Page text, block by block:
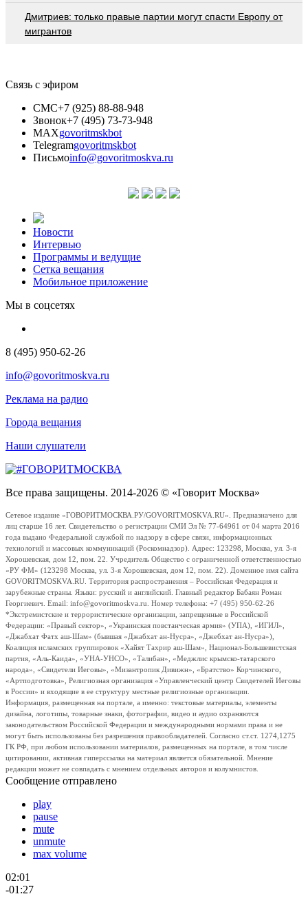
Дмитриев: только правые партии могут спасти Европу от
мигрантов
Связь с эфиром
СМС+7 (925) 88-88-948
Звонок+7 (495) 73-73-948
MAXgovoritmskbot
Telegramgovoritmskbot
Письмоinfo@govoritmoskva.ru
Новости
Интервью
Программы и ведущие
Сетка вещания
Мобильное приложение
Мы в соцсетях
8 (495) 950-62-26
info@govoritmoskva.ru
Реклама на радио
Города вещания
Наши слушатели
Все права защищены. 2014-2026 © «Говорит Москва»
Сетевое издание «ГОВОРИТМОСКВА.РУ/GOVORITMOSKVA.RU». Предназначено для
лиц старше 16 лет. Свидетельство о регистрации СМИ Эл № 77-64961 от 04 марта 2016
года выдано Федеральной службой по надзору в сфере связи, информационных
технологий и массовых коммуникаций (Роскомнадзор). Адрес: 123298, Москва, ул. 3-я
Хорошевская, дом 12, пом. 22. Учредитель Общество с ограниченной ответственностью
«РУ ФМ» (123298 Москва, ул. 3-я Хорошевская, дом 12, пом. 22). Доменное имя сайта
GOVORITMOSKVA.RU. Территория распространения – Российская Федерация и
зарубежные страны. Языки: русский и английский. Главный редактор Бабаян Роман
Георгиевич. Email: info@govoritmoskva.ru. Номер телефона: +7 (495) 950-62-26
*Экстремистские и террористические организации, запрещенные в Российской
Федерации: «Правый сектор», «Украинская повстанческая армия» (УПА), «ИГИЛ»,
«Джабхат Фатх аш-Шам» (бывшая «Джабхат ан-Нусра», «Джебхат ан-Нусра»),
Коалиция исламских группировок «Хайят Тахрир аш-Шам», Национал-Большевистская
партия, «Аль-Каида», «УНА-УНСО», «Талибан», «Меджлис крымско-татарского
народа», «Свидетели Иеговы», «Мизантропик Дивижн», «Братство» Корчинского,
«Артподготовка», Религиозная организация «Управленческий центр Свидетелей Иеговы
в России» и входящие в ее структуру местные религиозные организации.
Информация, размещенная на портале, а именно: текстовые материалы, элементы
дизайна, логотипы, товарные знаки, фотографии, видео и аудио охраняются
законодательством Российской Федерации и международными нормами права и не
могут быть использованы без разрешения правообладателей. Согласно ст.ст. 1274,1275
ГК РФ, при любом использовании материалов, размещенных на портале, в том числе
цитировании, активная гиперссылка на материал является обязательной. Мнение
редакции может не совпадать с мнением отдельных авторов и колумнистов.
Сообщение отправлено
play
pause
mute
unmute
max volume
02:01
-01:27